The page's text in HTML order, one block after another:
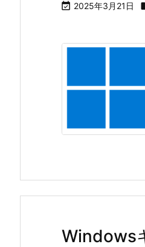
 2025年3月21日
Windows